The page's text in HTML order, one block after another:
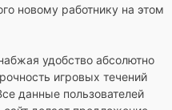
новому работнику на этом
удобство абсолютно
игровых течений
данные пользователей